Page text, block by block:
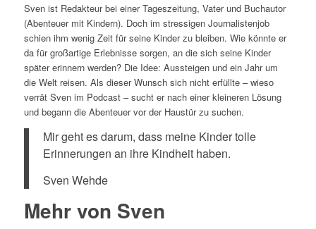
Sven ist Redakteur bei einer Tageszeitung, Vater und Buchautor
(Abenteuer mit Kindern). Doch im stressigen Journalistenjob
schien ihm wenig Zeit für seine Kinder zu bleiben. Wie könnte er
da für großartige Erlebnisse sorgen, an die sich seine Kinder
später erinnern werden? Die Idee: Aussteigen und ein Jahr um
die Welt reisen. Als dieser Wunsch sich nicht erfüllte – wieso
verrät Sven im Podcast – sucht er nach einer kleineren Lösung
und begann die Abenteuer vor der Haustür zu suchen.
Mir geht es darum, dass meine Kinder tolle
Erinnerungen an ihre Kindheit haben.
Sven Wehde
Mehr von Sven